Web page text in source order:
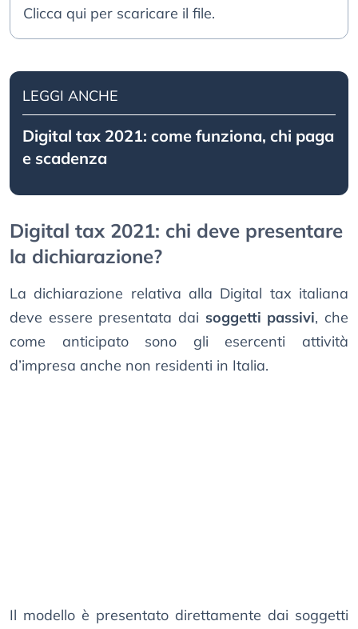
Clicca qui per scaricare il file.
LEGGI ANCHE
Digital tax 2021: come funziona, chi paga
e scadenza
Digital tax 2021: chi deve presentare
la dichiarazione?
La dichiarazione relativa alla Digital tax italiana
deve essere presentata dai soggetti passivi, che
come anticipato sono gli esercenti attività
d’impresa anche non residenti in Italia.
Il modello è presentato direttamente dai soggetti